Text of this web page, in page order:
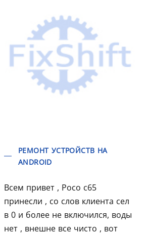
РЕМОНТ УСТРОЙСТВ НА
ANDROID
Всем привет , Poco c65
принесли , со слов клиента сел
в 0 и более не включился, воды
нет , внешне все чисто , вот